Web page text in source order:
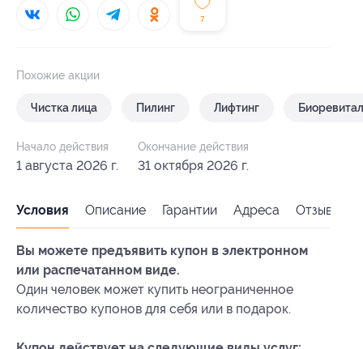
7
Похожие акции
Чистка лица Пилинг Лифтинг
Начало действия
1 августа 2026 г.
Окончание действия
31 октября 2026 г.
Условия Описание Гарантии Адреса Отзывы
Вы можете предъявить купон в электронном
или распечатанном виде.
Один человек может купить неограниченное
количество купонов для себя или в подарок.